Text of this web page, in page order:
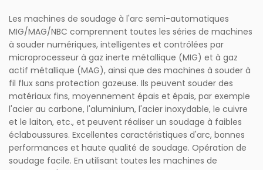
Les machines de soudage à l'arc semi-automatiques
MIG/MAG/NBC comprennent toutes les séries de machines
à souder numériques, intelligentes et contrôlées par
microprocesseur à gaz inerte métallique (MIG) et à gaz
actif métallique (MAG), ainsi que des machines à souder à
fil flux sans protection gazeuse. Ils peuvent souder des
matériaux fins, moyennement épais et épais, par exemple
l'acier au carbone, l'aluminium, l'acier inoxydable, le cuivre
et le laiton, etc., et peuvent réaliser un soudage à faibles
éclaboussures. Excellentes caractéristiques d'arc, bonnes
performances et haute qualité de soudage. Opération de
soudage facile. En utilisant toutes les machines de